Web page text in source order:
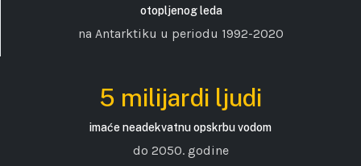
otopljenog leda
na Antarktiku u periodu 1992-2020
5 milijardi ljudi
imaće neadekvatnu opskrbu vodom
do 2050. godine